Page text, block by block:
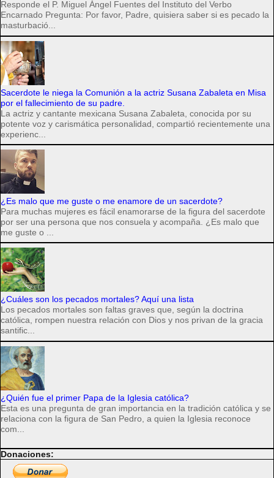
Responde el P. Miguel Ángel Fuentes del Instituto del Verbo
Encarnado Pregunta: Por favor, Padre, quisiera saber si es pecado la
masturbació...
Sacerdote le niega la Comunión a la actriz Susana Zabaleta en Misa
por el fallecimiento de su padre.
La actriz y cantante mexicana Susana Zabaleta, conocida por su
potente voz y carismática personalidad, compartió recientemente una
experienc...
¿Es malo que me guste o me enamore de un sacerdote?
Para muchas mujeres es fácil enamorarse de la figura del sacerdote
por ser una persona que nos consuela y acompaña. ¿Es malo que
me guste o ...
¿Cuáles son los pecados mortales? Aquí una lista
Los pecados mortales son faltas graves que, según la doctrina
católica, rompen nuestra relación con Dios y nos privan de la gracia
santific...
¿Quién fue el primer Papa de la Iglesia católica?
Esta es una pregunta de gran importancia en la tradición católica y se
relaciona con la figura de San Pedro, a quien la Iglesia reconoce
com...
Donaciones: